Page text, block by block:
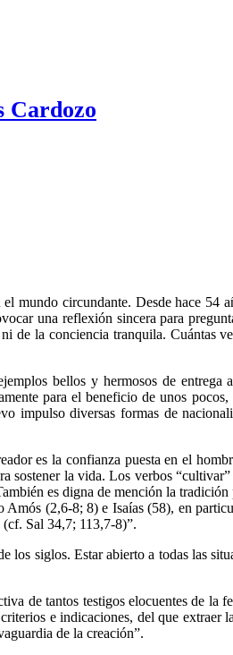
Cardozo
circundante. Desde hace 54
una reflexión sincera para
la conciencia tranquila. Cuántas
bellos y hermosos de entrega
para el beneficio de unos
impulso diversas formas de
es la confianza puesta en el
sostener la vida. Los verbos
es digna de mención la
(2,6-8; 8) e Isaías (58), en
Sal 34,7; 113,7-8)”.
siglos. Estar abierto a todas las
de tantos testigos elocuentes de la
e indicaciones, del que extraer
de la creación”.